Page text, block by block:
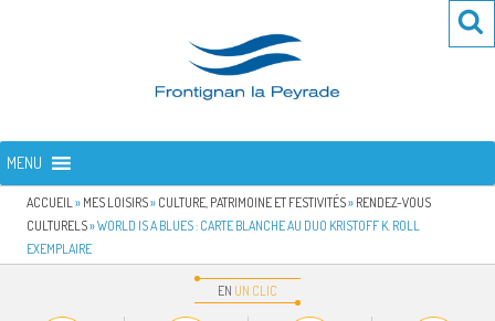
FRONTIGNAN LA PEYRADE
MENU
ACCUEIL » MES LOISIRS» CULTURE, PATRIMOINE ET FESTIVITÉS» RENDEZ-VOUS
CULTURELS»WORLD IS A BLUES : CARTE BLANCHE AU DUO KRISTOFF K. ROLL
EXEMPLAIRE
EN UN CLIC